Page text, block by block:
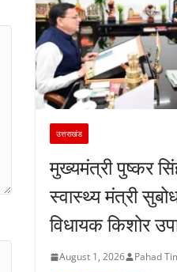
उत्तराखंड
मुख्यमंत्री पुष्कर
स्वास्थ्य मंत्री
विधायक किशोर
August 1, 2026 Pahad